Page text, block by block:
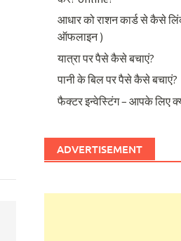
आधार को राशन कार्ड से कैसे
ऑफलाइन )
यात्रा पर पैसे कैसे बचाएं?
पानी के बिल पर पैसे कैसे बचाएं?
फैक्टर इन्वेस्टिंग – आपके लिए
ADVERTISEMENT